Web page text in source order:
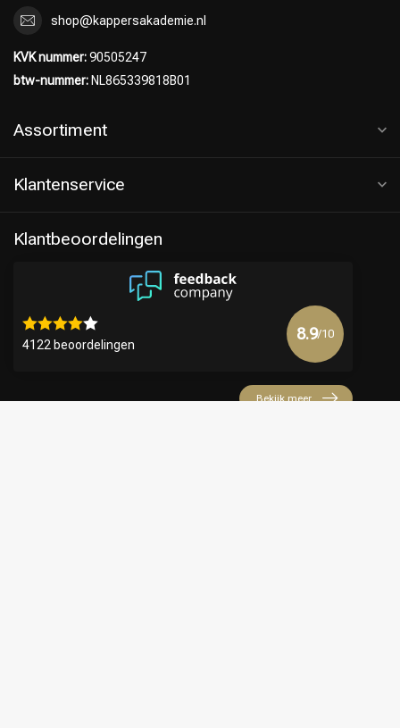
shop@kappersakademie.nl
KVK nummer:90505247
btw-nummer: NL865339818B01
Assortiment
Klantenservice
Klantbeoordelingen
4122 beoordelingen
8.9/10
Bekijk meer